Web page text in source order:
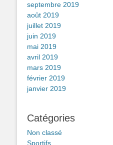
septembre 2019
août 2019
juillet 2019
juin 2019
mai 2019
avril 2019
mars 2019
février 2019
janvier 2019
Catégories
Non classé
Sportifs